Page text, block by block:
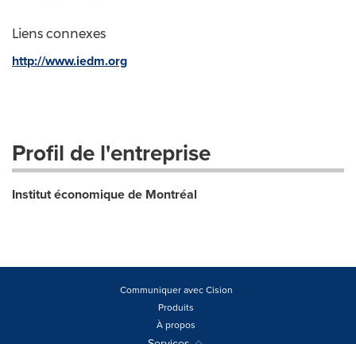
Liens connexes
http://www.iedm.org
Profil de l'entreprise
Institut économique de Montréal
Communiquer avec Cision
Produits
À propos